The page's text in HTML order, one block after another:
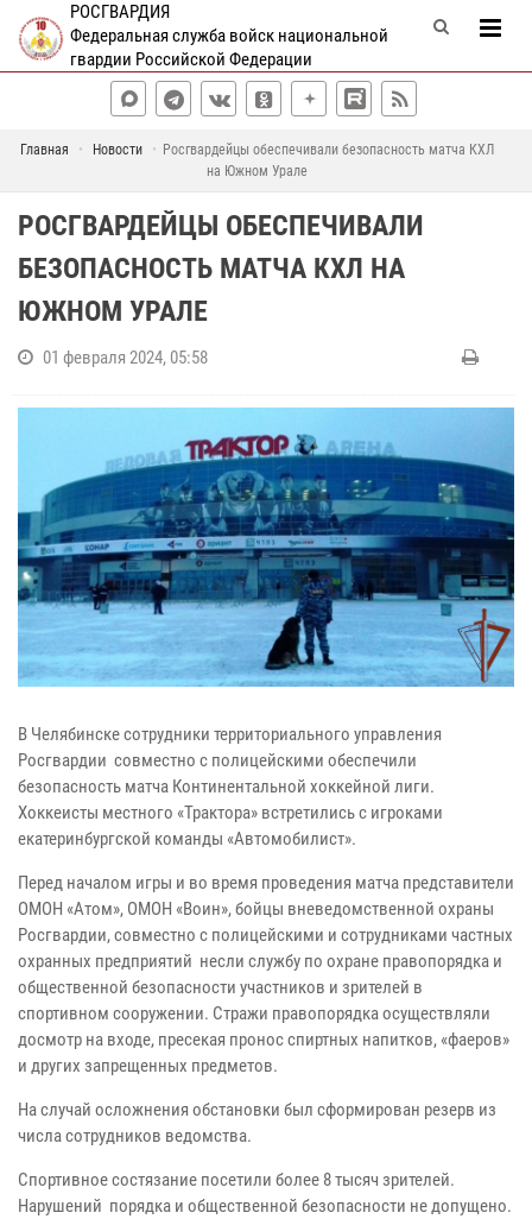
РОСГВАРДИЯ
Федеральная служба войск национальной
гвардии Российской Федерации
Главная Новости
Росгвардейцы обеспечивали безопасность матча КХЛ
на Южном Урале
РОСГВАРДЕЙЦЫ ОБЕСПЕЧИВАЛИ
БЕЗОПАСНОСТЬ МАТЧА КХЛ НА
ЮЖНОМ УРАЛЕ
01 февраля 2024, 05:58
В Челябинске сотрудники территориального управления
Росгвардии совместно с полицейскими обеспечили
безопасность матча Континентальной хоккейной лиги.
Хоккеисты местного «Трактора» встретились с игроками
екатеринбургской команды «Автомобилист».
Перед началом игры и во время проведения матча представители
ОМОН «Атом», ОМОН «Воин», бойцы вневедомственной охраны
Росгвардии, совместно с полицейскими и сотрудниками частных
охранных предприятий несли службу по охране правопорядка и
общественной безопасности участников и зрителей в
спортивном сооружении. Стражи правопорядка осуществляли
досмотр на входе, пресекая пронос спиртных напитков, «фаеров»
и других запрещенных предметов.
На случай осложнения обстановки был сформирован резерв из
числа сотрудников ведомства.
Спортивное состязание посетили более 8 тысяч зрителей.
Нарушений порядка и общественной безопасности не допущено.